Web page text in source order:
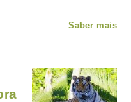
Saber mais